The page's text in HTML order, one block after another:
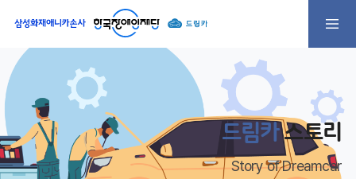
드림카스토리
Story of Dreamcar